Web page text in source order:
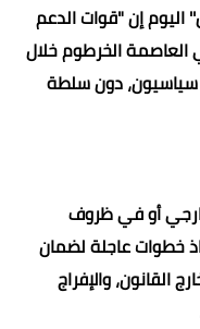
إن "قوات الدعم
العاصمة الخرطوم خلال
سياسيون، دون سلطة
أو في ظروف
خطوات عاجلة لضمان
والإفراج